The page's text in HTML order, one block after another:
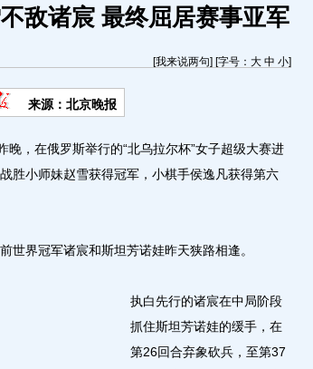
敌诸宸 最终屈居赛事亚军
[我来说两句] [字号： 大 中 小]
来源：北京晚报
，在俄罗斯举行的“北乌拉尔杯”女子超级大赛进
胜小师妹赵雪获得冠军，小棋手侯逸凡获得第六
界冠军诸宸和斯坦芳诺娃昨天狭路相逢。
执白先行的诸宸在中局阶段
抓住斯坦芳诺娃的缓手，在
第26回合弃象砍兵，至第37